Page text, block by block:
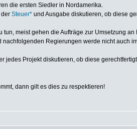
die ersten Siedler in Nordamerika.
der Steuer* und Ausgabe diskutieren, ob diese
meist gehen die Aufträge zur Umsetzung
Regierungen werde nicht auch
jedes Projekt diskutieren, ob diese
dann gilt es dies zu respektieren!